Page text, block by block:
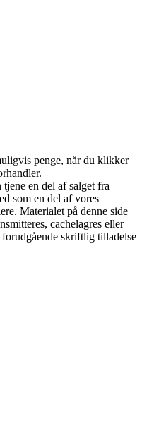
penge, når du klikker
en del af salget fra
som en del af vores
Materialet på denne side
cachelagres eller
forudgående skriftlig tilladelse